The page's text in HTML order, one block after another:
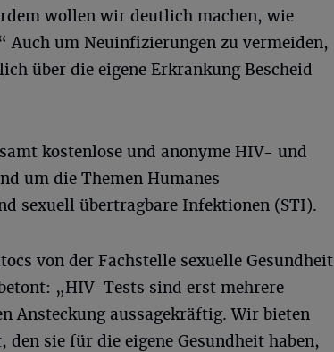
wollen wir deutlich machen, wie
um Neuinfizierungen zu vermeiden,
über die eigene Erkrankung Bescheid
kostenlose und anonyme HIV- und
um die Themen Humanes
sexuell übertragbare Infektionen (STI).
von der Fachstelle sexuelle Gesundheit
„HIV-Tests sind erst mehrere
Ansteckung aussagekräftig. Wir bieten
sie für die eigene Gesundheit haben,